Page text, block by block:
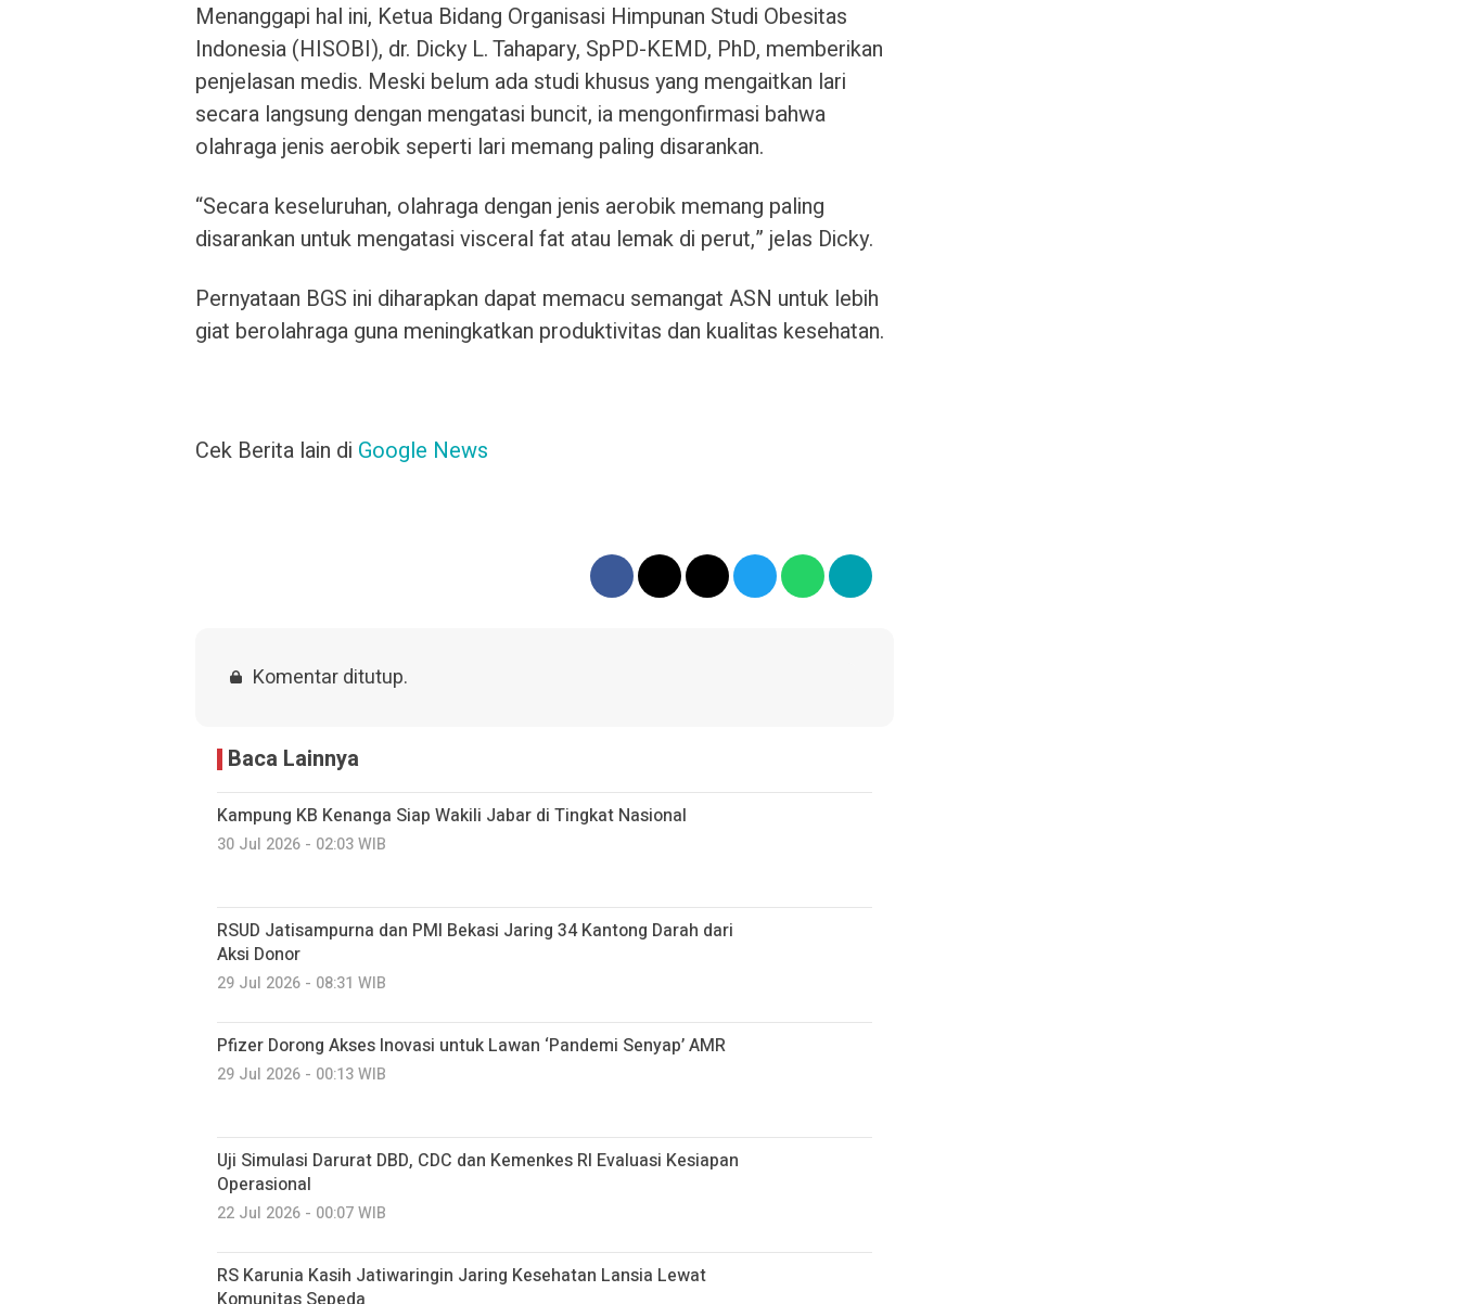
Menanggapi hal ini, Ketua Bidang Organisasi Himpunan Studi Obesitas
Indonesia (HISOBI), dr. Dicky L. Tahapary, SpPD-KEMD, PhD, memberikan
penjelasan medis. Meski belum ada studi khusus yang mengaitkan lari
secara langsung dengan mengatasi buncit, ia mengonfirmasi bahwa
olahraga jenis aerobik seperti lari memang paling disarankan.
“Secara keseluruhan, olahraga dengan jenis aerobik memang paling
disarankan untuk mengatasi visceral fat atau lemak di perut,” jelas Dicky.
Pernyataan BGS ini diharapkan dapat memacu semangat ASN untuk lebih
giat berolahraga guna meningkatkan produktivitas dan kualitas kesehatan.
Cek Berita lain di Google News
Komentar ditutup.
Baca Lainnya
Kampung KB Kenanga Siap Wakili Jabar di Tingkat Nasional
30 Jul 2026 - 02:03 WIB
RSUD Jatisampurna dan PMI Bekasi Jaring 34 Kantong Darah dari
Aksi Donor
29 Jul 2026 - 08:31 WIB
Pfizer Dorong Akses Inovasi untuk Lawan ‘Pandemi Senyap’ AMR
29 Jul 2026 - 00:13 WIB
Uji Simulasi Darurat DBD, CDC dan Kemenkes RI Evaluasi Kesiapan
Operasional
22 Jul 2026 - 00:07 WIB
RS Karunia Kasih Jatiwaringin Jaring Kesehatan Lansia Lewat